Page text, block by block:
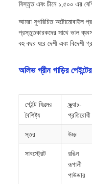
বিস্তৃত এবং চীনে ১,৫০০ এর
আমরা সুপরিচিত অটোমোবাইল
প্রস্তুতকারকদের সাথে ভাল
বহু বছর ধরে দেশী এবং বিদেশী
অলিভ গ্রীন গাড়ির পেইন্টের
পেইন্ট ফিল্মের
বৈশিষ্ট্য
স্ক্র্যাচ-
প্রতিরোধী
স্তর উচ্চ
সাবস্ট্রেট
রঙিন
রূপালী
পাউডার